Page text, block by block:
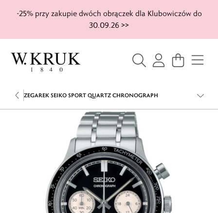
-25% przy zakupie dwóch obrączek dla Klubowiczów do
30.09.26 >>
ZEGAREK SEIKO SPORT QUARTZ CHRONOGRAPH